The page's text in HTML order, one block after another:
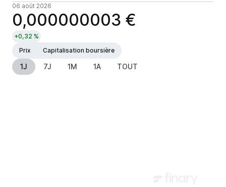
06 août 2026
0,000000003 €
+0,32 %
Prix
Capitalisation boursière
1J 7J 1M 1A TOUT